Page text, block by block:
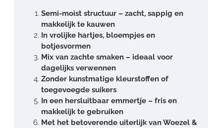
Semi-moist structuur – zacht, sappig en
makkelijk te kauwen
In vrolijke hartjes, bloempjes en
botjesvormen
Mix van zachte smaken – ideaal voor
dagelijks verwennen
Zonder kunstmatige kleurstoffen of
toegevoegde suikers
In een hersluitbaar emmertje – fris en
makkelijk te gebruiken
Met het betoverende uiterlijk van Woezel &